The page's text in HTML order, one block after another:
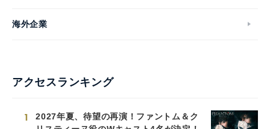
海外企業
アクセスランキング
1
2027年夏、待望の再演！ファントム＆ク